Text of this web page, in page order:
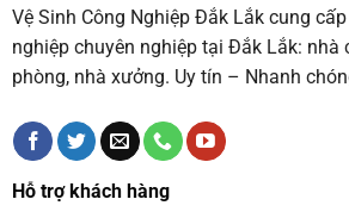
Vệ Sinh Công Nghiệp Đắk Lắk cung
nghiệp chuyên nghiệp tại Đắk Lắk: nhà
phòng, nhà xưởng. Uy tín – Nhanh
Hỗ trợ khách hàng